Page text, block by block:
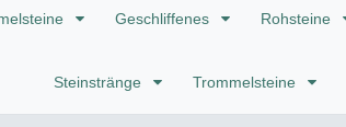
Geschliffenes Rohsteine
Steinstränge Trommelsteine